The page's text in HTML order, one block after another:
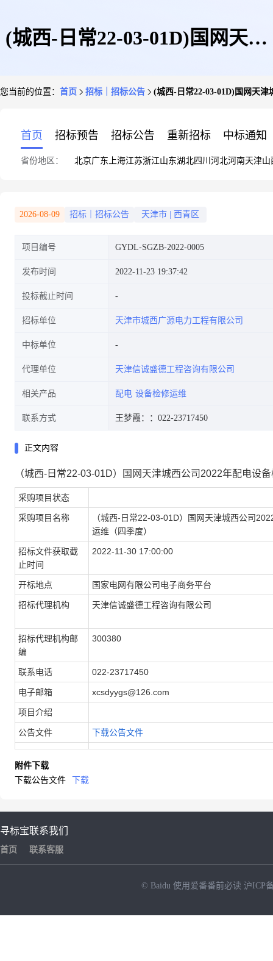
(城西-日常22-03-01D)国网天津
您当前的位置： 首页 招标｜招标公告 (城西-日常22-03-01D)国网天
首页 招标预告 招标公告 重新招标 中标通知
省份地区： 北京广东 上海江苏浙江山东湖北四川 河北河南天津山
2026-08-09 招标｜招标公告 天津市 西青区
项目编号 GYDL-SGZB-2022-0005
发布时间 2022-11-23 19:37:42
投标截止时间
招标单位 天津市城西广源电力工程有限公司
中标单位
代理单位 天津信诚盛德工程咨询有限公司
相关产品 配电 设备检修运维
联系方式 王梦霞： ：022-23717450
正文内容
（城西-日常22-03-01D）国网天津城西公司2022年配电设
采购项目状态
采购项目名称
（城西-日常22-03-01D）国网天津城西公司
运维（四季度）
招标文件获取截
止时间
2022-11-30 17:00:00
开标地点 国家电网有限公司电子商务平台
招标代理机构 天津信诚盛德工程咨询有限公司
招标代理机构邮
编
300380
联系电话 022-23717450
电子邮箱 xcsdyygs@126.com
项目介绍
公告文件 下载公告文件
附件下载
下载公告文件
下载
寻标宝
首页
联系我们
联系客服
© Baidu 使用爱番番前必读 沪ICP